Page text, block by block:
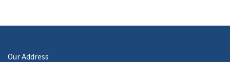
Our Address